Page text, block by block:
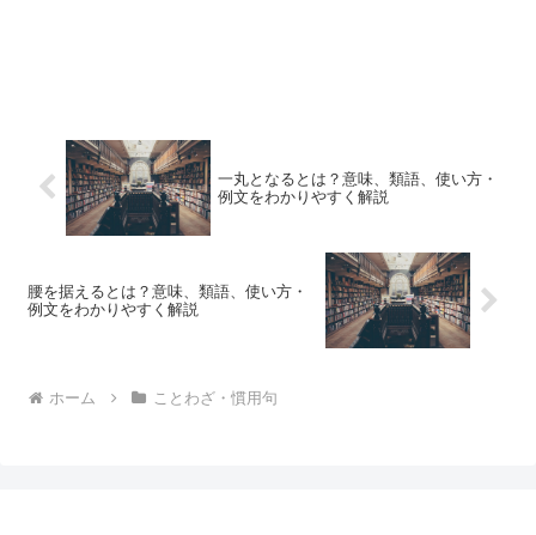
一丸となるとは？意味、類語、使い方・
例文をわかりやすく解説
腰を据えるとは？意味、類語、使い方・
例文をわかりやすく解説
ホーム ことわざ・慣用句